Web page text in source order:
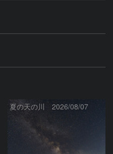
夏の天の川 2026/08/07